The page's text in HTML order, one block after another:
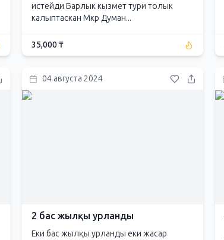
истейди Барлык кызмет тури толык
калыптаскан Мкр Думан...
35,000 ₸
04 августа 2024
2 бас жылқы урланды
Еки бас жылқы урланды еки жасар